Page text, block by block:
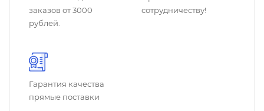
заказов от 3000
рублей.
сотрудничеству!
Гарантия качества
прямые поставки